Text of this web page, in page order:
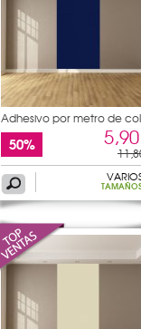
Adhesivo por metro de
50%